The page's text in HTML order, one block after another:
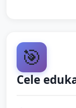
🎯
Cele